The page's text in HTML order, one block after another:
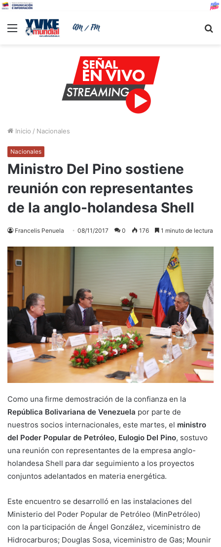
Menu
Inicio / Nacionales
Nacionales
Ministro Del Pino sostiene
reunión con representantes
de la anglo-holandesa Shell
Francelis Penuela 08/11/2017 0 176 1 minuto de lectura
Como una firme demostración de la confianza en la
República Bolivariana de Venezuela por parte de
nuestros socios internacionales, este martes, el ministro
del Poder Popular de Petróleo, Eulogio Del Pino, sostuvo
una reunión con representantes de la empresa anglo-
holandesa Shell para dar seguimiento a los proyectos
conjuntos adelantados en materia energética.
Este encuentro se desarrolló en las instalaciones del
Ministerio del Poder Popular de Petróleo (MinPetróleo)
con la participación de Ángel González, viceministro de
Hidrocarburos; Douglas Sosa, viceministro de Gas; Mounir